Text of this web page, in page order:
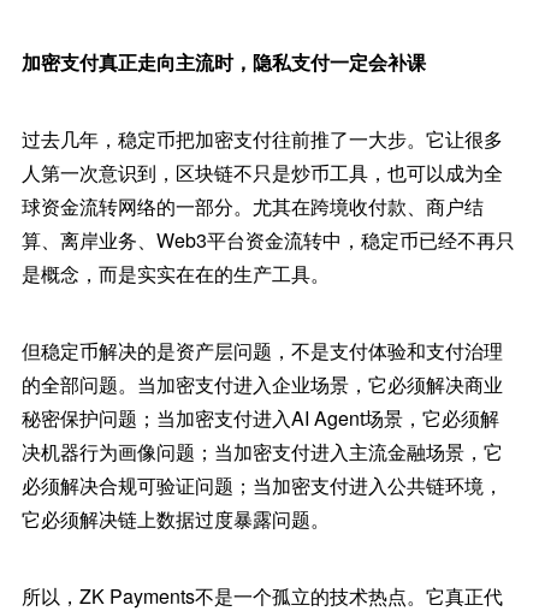
加密支付真正走向主流时，隐私支付一定会补课
过去几年，稳定币把加密支付往前推了一大步。它让很多
人第一次意识到，区块链不只是炒币工具，也可以成为全
球资金流转网络的一部分。尤其在跨境收付款、商户结
算、离岸业务、Web3平台资金流转中，稳定币已经不再只
是概念，而是实实在在的生产工具。
但稳定币解决的是资产层问题，不是支付体验和支付治理
的全部问题。当加密支付进入企业场景，它必须解决商业
秘密保护问题；当加密支付进入AI Agent场景，它必须解
决机器行为画像问题；当加密支付进入主流金融场景，它
必须解决合规可验证问题；当加密支付进入公共链环境，
它必须解决链上数据过度暴露问题。
所以，ZK Payments不是一个孤立的技术热点。它真正代